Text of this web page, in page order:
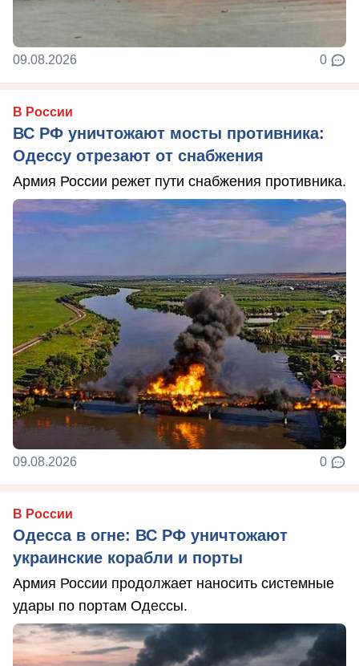
09.08.2026 0
В России
ВС РФ уничтожают мосты противника:
Одессу отрезают от снабжения
Армия России режет пути снабжения противника.
09.08.2026 0
В России
Одесса в огне: ВС РФ уничтожают
украинские корабли и порты
Армия России продолжает наносить системные
удары по портам Одессы.